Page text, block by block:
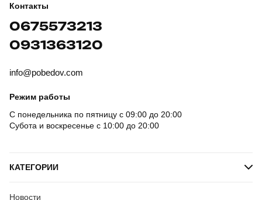
Контакты
0675573213
0931363120
info@pobedov.com
Режим работы
С понедельника по пятницу с 09:00 до 20:00
Субота и воскресенье с 10:00 до 20:00
КАТЕГОРИИ
Новости